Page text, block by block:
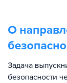
О
Задача
безопасности